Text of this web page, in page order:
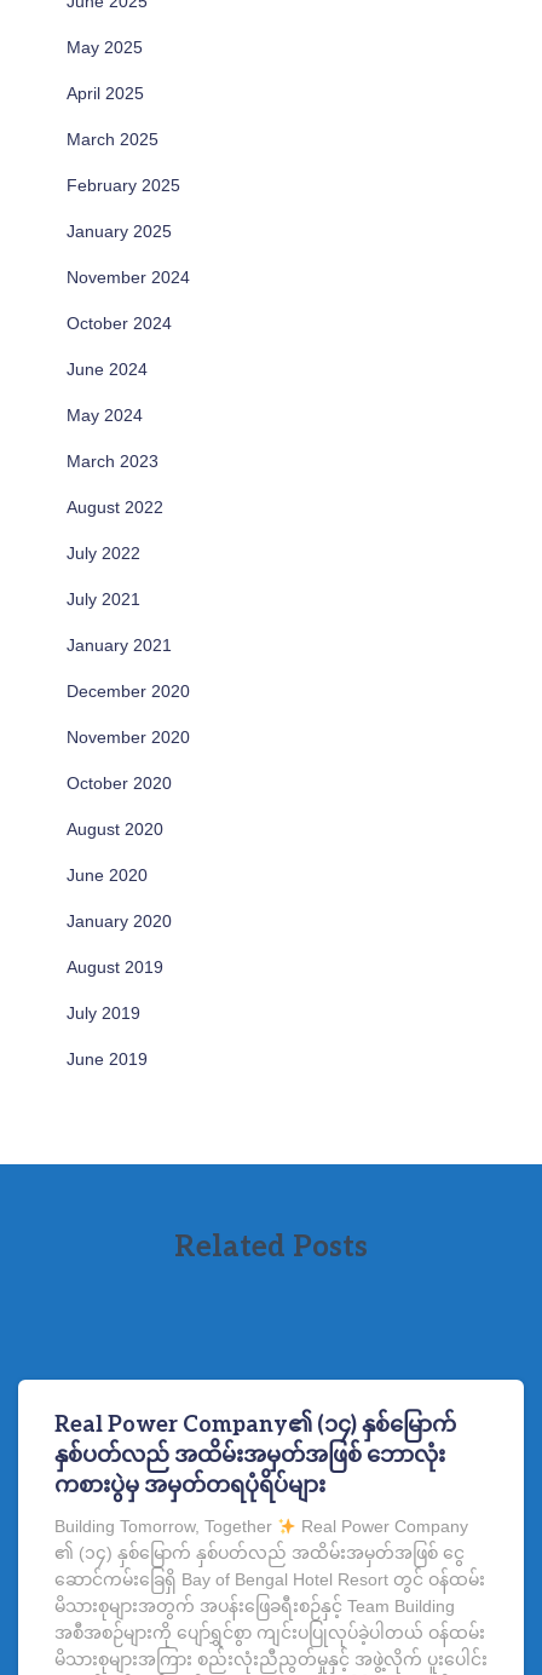
May 2025
April 2025
March 2025
February 2025
January 2025
November 2024
October 2024
June 2024
May 2024
March 2023
August 2022
July 2022
July 2021
January 2021
December 2020
November 2020
October 2020
August 2020
June 2020
January 2020
August 2019
July 2019
June 2019
Related Posts
Real Power Company၏ (၁၄) နှစ်မြောက်
နှစ်ပတ်လည် အထိမ်းအမှတ်အဖြစ် ဘောလုံး
ကစားပွဲမှ အမှတ်တရပုံရိပ်များ
Building Tomorrow, Together
Real Power Company
၏ (၁၄) နှစ်မြောက် နှစ်ပတ်လည် အထိမ်းအမှတ်အဖြစ် ငွေ
ဆောင်ကမ်းခြေရှိ Bay of Bengal Hotel Resort တွင် ဝန်ထမ်း
မိသားစုများအတွက် အပန်းဖြေခရီးစဉ်နှင့် Team Building
အစီအစဉ်များကို ပျော်ရွှင်စွာ ကျင်းပပြုလုပ်ခဲ့ပါတယ် ဝန်ထမ်း
မိသားစုများအကြား စည်းလုံးညီညွတ်မှုနှင့် အဖွဲ့လိုက် ပူးပေါင်း